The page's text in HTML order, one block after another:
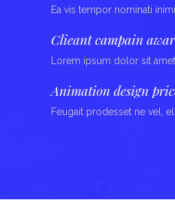
Ea vis tempor nominati
Clieant campain
Lorem ipsum dolor sit
Animation design
Feugait prodesset ne vel,